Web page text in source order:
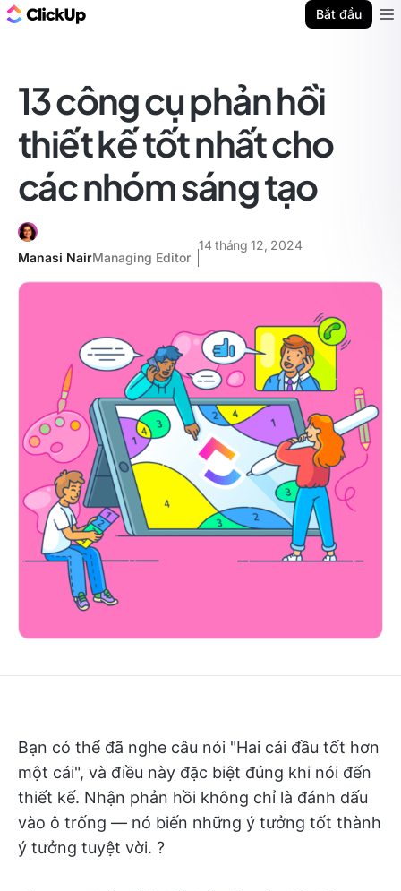
Bắt đầu
13 công cụ phản hồi
thiết kế tốt nhất cho
các nhóm sáng tạo
Manasi NairManaging Editor
14 tháng 12, 2024
Bạn có thể đã nghe câu nói "Hai cái đầu tốt hơn
một cái", và điều này đặc biệt đúng khi nói đến
thiết kế. Nhận phản hồi không chỉ là đánh dấu
vào ô trống — nó biến những ý tưởng tốt thành
ý tưởng tuyệt vời. ?